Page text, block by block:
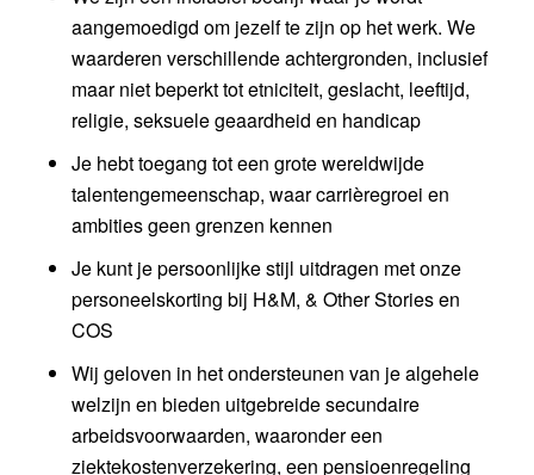
aangemoedigd om jezelf te zijn op het werk. We
waarderen verschillende achtergronden, inclusief
maar niet beperkt tot etniciteit, geslacht, leeftijd,
religie, seksuele geaardheid en handicap
Je hebt toegang tot een grote wereldwijde
talentengemeenschap, waar carrièregroei en
ambities geen grenzen kennen
Je kunt je persoonlijke stijl uitdragen met onze
personeelskorting bij H&M, & Other Stories en
COS
Wij geloven in het ondersteunen van je algehele
welzijn en bieden uitgebreide secundaire
arbeidsvoorwaarden, waaronder een
ziektekostenverzekering, een pensioenregeling